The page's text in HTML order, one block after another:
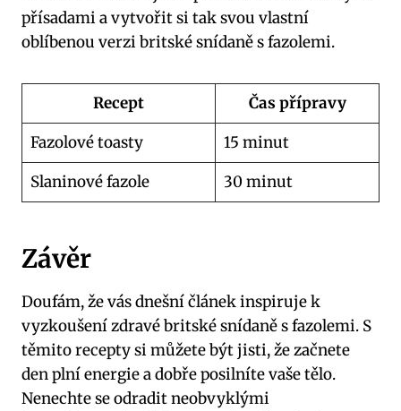
přísadami a vytvořit si tak svou vlastní
oblíbenou verzi britské snídaně s fazolemi.
Recept
Čas přípravy
Fazolové toasty
15 minut
Slaninové fazole
30 minut
Závěr
Doufám, že vás dnešní článek inspiruje k
vyzkoušení zdravé britské snídaně s fazolemi. S
těmito recepty si můžete být jisti, že začnete
den plní energie a dobře posilníte vaše tělo.
Nenechte se odradit neobvyklými